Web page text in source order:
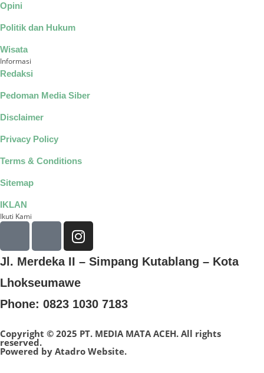
Opini
Politik dan Hukum
Wisata
Informasi
Redaksi
Pedoman Media Siber
Disclaimer
Privacy Policy
Terms & Conditions
Sitemap
IKLAN
Ikuti Kami
Jl. Merdeka II – Simpang Kutablang – Kota
Lhokseumawe
Phone: 0823 1030 7183
Copyright © 2025 PT. MEDIA MATA ACEH. All rights
reserved.
Powered by Atadro Website.